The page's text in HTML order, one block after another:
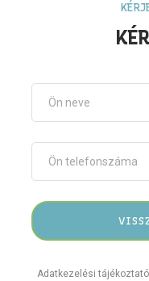
Adatkezelési